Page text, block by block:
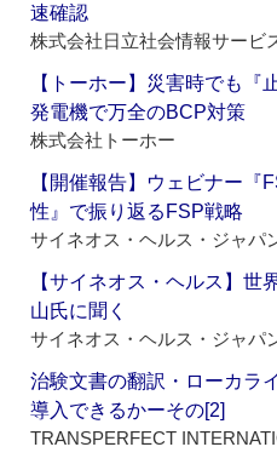
速確認
株式会社日立社会情報サービ
【トーホー】災害時でも
発電機で万全のBCP対策
株式会社トーホー
【開催報告】ウェビナー
性』で振り返るFSP戦略
サイネオス・ヘルス・ジャパ
【サイネオス・ヘルス】
山氏に聞く
サイネオス・ヘルス・ジャパ
治験文書の翻訳・ローカラ
導入できるかーその[2]
TRANSPERFECT